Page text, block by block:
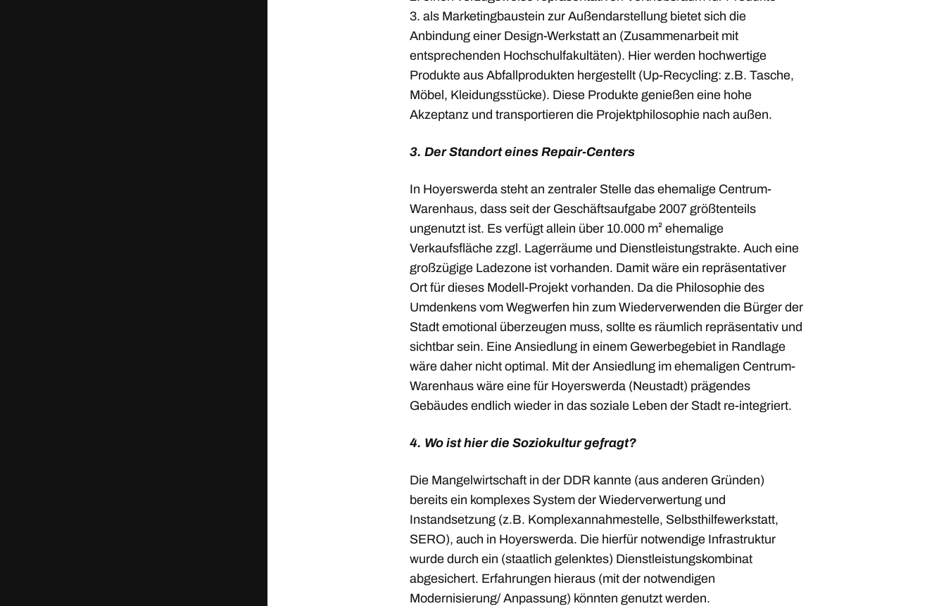
3. als Marketingbaustein zur Außendarstellung bietet sich die
Anbindung einer Design-Werkstatt an (Zusammenarbeit mit
entsprechenden Hochschulfakultäten). Hier werden hochwertige
Produkte aus Abfallprodukten hergestellt (Up-Recycling: z.B. Tasche,
Möbel, Kleidungsstücke). Diese Produkte genießen eine hohe
Akzeptanz und transportieren die Projektphilosophie nach außen.
3. Der Standort eines Repair-Centers
In Hoyerswerda steht an zentraler Stelle das ehemalige Centrum-
Warenhaus, dass seit der Geschäftsaufgabe 2007 größtenteils
ungenutzt ist. Es verfügt allein über 10.000 m² ehemalige
Verkaufsfläche zzgl. Lagerräume und Dienstleistungstrakte. Auch eine
großzügige Ladezone ist vorhanden. Damit wäre ein repräsentativer
Ort für dieses Modell-Projekt vorhanden. Da die Philosophie des
Umdenkens vom Wegwerfen hin zum Wiederverwenden die Bürger der
Stadt emotional überzeugen muss, sollte es räumlich repräsentativ und
sichtbar sein. Eine Ansiedlung in einem Gewerbegebiet in Randlage
wäre daher nicht optimal. Mit der Ansiedlung im ehemaligen Centrum-
Warenhaus wäre eine für Hoyerswerda (Neustadt) prägendes
Gebäudes endlich wieder in das soziale Leben der Stadt re-integriert.
4. Wo ist hier die Soziokultur gefragt?
Die Mangelwirtschaft in der DDR kannte (aus anderen Gründen)
bereits ein komplexes System der Wiederverwertung und
Instandsetzung (z.B. Komplexannahmestelle, Selbsthilfewerkstatt,
SERO), auch in Hoyerswerda. Die hierfür notwendige Infrastruktur
wurde durch ein (staatlich gelenktes) Dienstleistungskombinat
abgesichert. Erfahrungen hieraus (mit der notwendigen
Modernisierung/ Anpassung) könnten genutzt werden.